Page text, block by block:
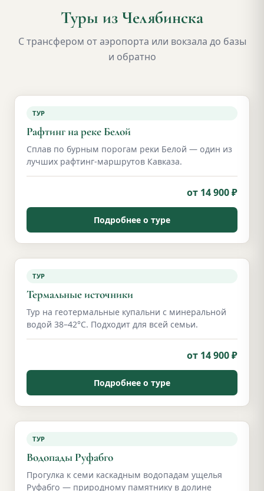
Туры из Челябинска
С трансфером от аэропорта или вокзала до базы
и обратно
ТУР
Рафтинг на реке Белой
Сплав по бурным порогам реки Белой — один из
лучших рафтинг-маршрутов Кавказа.
от 14 900 ₽
Подробнее о туре
ТУР
Термальные источники
Тур на геотермальные купальни с минеральной
водой 38–42°С. Подходит для всей семьи.
от 14 900 ₽
Подробнее о туре
ТУР
Водопады Руфабго
Прогулка к семи каскадным водопадам ущелья
Руфабго — природному памятнику в долине